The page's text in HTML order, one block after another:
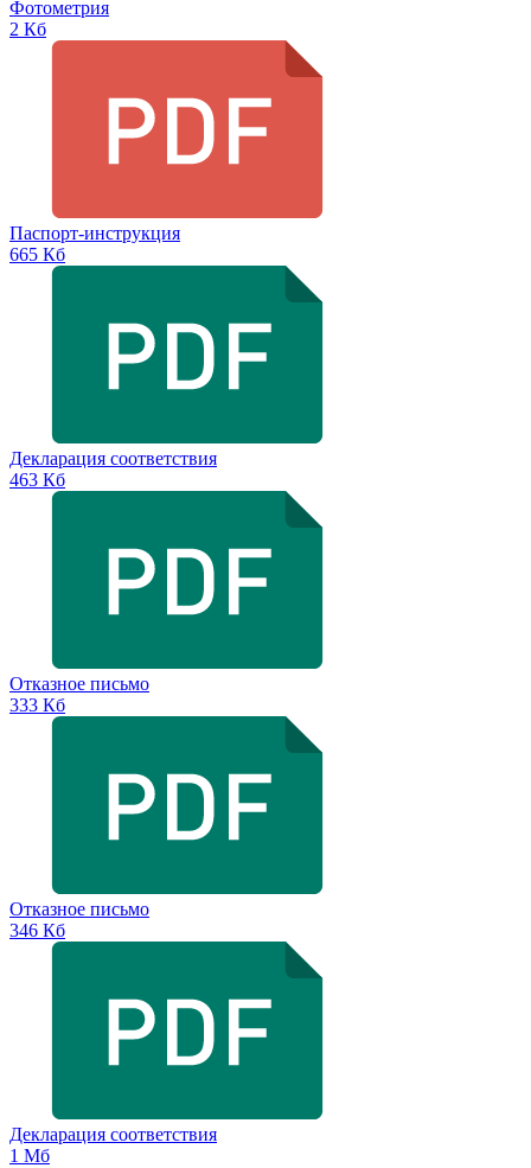
Фотометрия
2 Кб
Паспорт-инструкция
665 Кб
Декларация соответствия
463 Кб
Отказное письмо
333 Кб
Отказное письмо
346 Кб
Декларация соответствия
1 Мб